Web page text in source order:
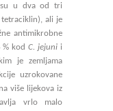
su u dva od tri
ali je
antimikrobne
% kodC. jejuni i
je zemljama
uzrokovane
više lijekova iz
vrlo malo